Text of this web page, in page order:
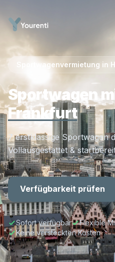
Sportwagenvermietung in
Sportwagen
Frankfurt
7 erstklassige Sportwagen
Vollausgestattet &
Verfügbarkeit prüfen
Sofort verfügbar
Flexible
Keine versteckten Kosten